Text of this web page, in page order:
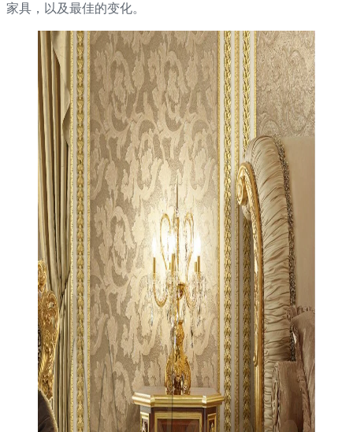
家具，以及最佳的变化。